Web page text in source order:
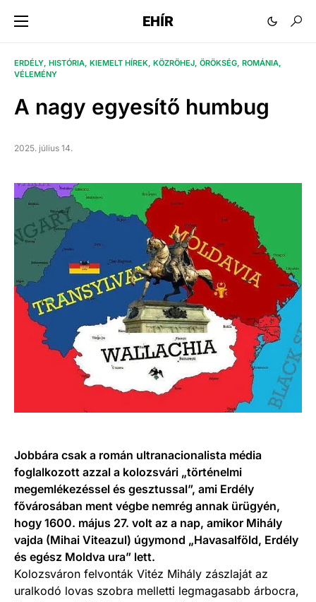
EHÍR
ERDÉLY HISTÓRIA KIEMELT HÍREK KÖZRÖHEJ ÖRÖKSÉG ROMÁNIA
VÉLEMÉNY
A nagy egyesítő humbug
2025. július 14.
Jobbára csak a román ultranacionalista média
foglalkozott azzal a kolozsvári „történelmi
megemlékezéssel és gesztussal”, ami Erdély
fővárosában ment végbe nemrég annak ürügyén,
hogy 1600. május 27. volt az a nap, amikor Mihály
vajda (Mihai Viteazul) úgymond „Havasalföld, Erdély
és egész Moldva ura” lett.
Kolozsváron felvonták Vitéz Mihály zászlaját az
uralkodó lovas szobra melletti legmagasabb árbocra,